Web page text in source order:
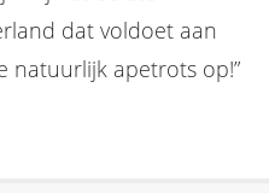
dat voldoet aan
natuurlijk apetrots op!”